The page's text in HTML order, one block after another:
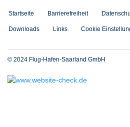
Startseite Barrierefreiheit
Downloads Links Cookie
© 2024 Flug-Hafen-Saarland GmbH